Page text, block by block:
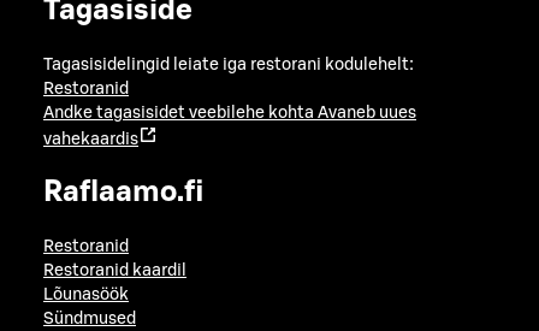
Tagasiside
Tagasisidelingid leiate iga restorani kodulehelt:
Restoranid
Andke tagasisidet veebilehe kohta Avaneb uues
vahekaardis
Raflaamo.fi
Restoranid
Restoranid kaardil
Lõunasöök
Sündmused